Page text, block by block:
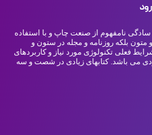
سادگی نامفهوم از صنعت چاپ و با استفاده
بلکه روزنامه و مجله در ستون و
فعلی تکنولوژی مورد نیاز و کاربردهای
می باشد. کتابهای زیادی در شصت و سه